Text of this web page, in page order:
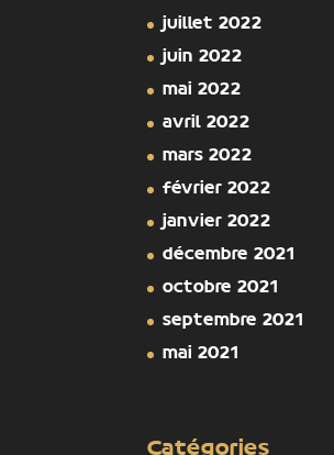
juillet 2022
juin 2022
mai 2022
avril 2022
mars 2022
février 2022
janvier 2022
décembre 2021
octobre 2021
septembre 2021
mai 2021
Catégories